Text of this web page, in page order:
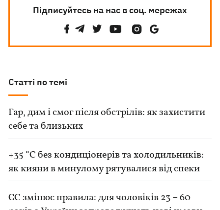
Підписуйтесь на нас в соц. мережах
Статті по темі
Гар, дим і смог після обстрілів: як захистити
себе та близьких
+35 °C без кондиціонерів та холодильників:
як кияни в минулому рятувалися від спеки
ЄС змінює правила: для чоловіків 23 – 60